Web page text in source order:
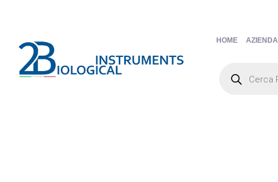
HOME AZIENDA
search